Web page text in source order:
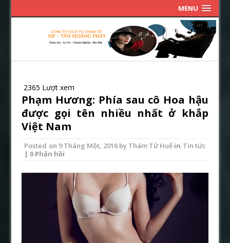
MENU
2365 Lượt xem
Phạm Hương: Phía sau cô Hoa hậu
được gọi tên nhiều nhất ở khắp
Việt Nam
Posted on 9 Tháng Một, 2016by Thám Tử Huếin Tin tức
| 0 Phản hồi